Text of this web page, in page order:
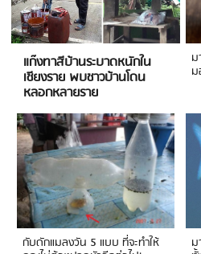
แก๊งทาสีบ้านระบาดหนักใน
เชียงราย พบชาวบ้านโดน
หลอกหลายราย
กับดักแมลงวัน 5 แบบ ที่จะทำให้